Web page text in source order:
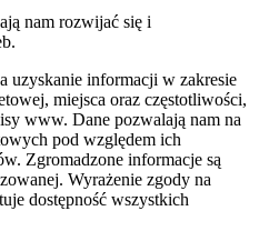
nam rozwijać się i
uzyskanie informacji w zakresie
miejsca oraz częstotliwości,
www. Dane pozwalają nam na
pod względem ich
Zgromadzone informacje są
Wyrażenie zgody na
dostępność wszystkich